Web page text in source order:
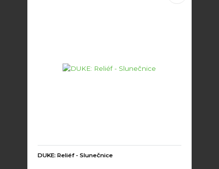
DUKE: Reliéf - Slunečnice